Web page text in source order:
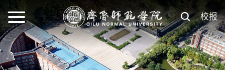
校报